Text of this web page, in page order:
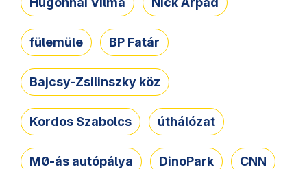
fülemüle BP Fatár
Bajcsy-Zsilinszky köz
Kordos Szabolcs úthálózat
M0-ás autópálya DinoPark CNN